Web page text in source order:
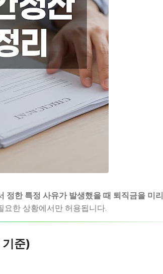
정한 특정 사유가 발생했을 때 퇴직금을 미리
요한 상황에서만 허용됩니다.
기준)